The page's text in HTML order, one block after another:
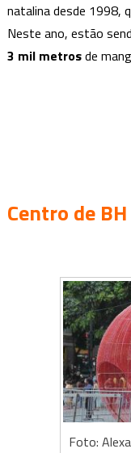
natalina desde 1998,
Neste ano, estão
3 mil metrosde
Centro de BH
Foto: